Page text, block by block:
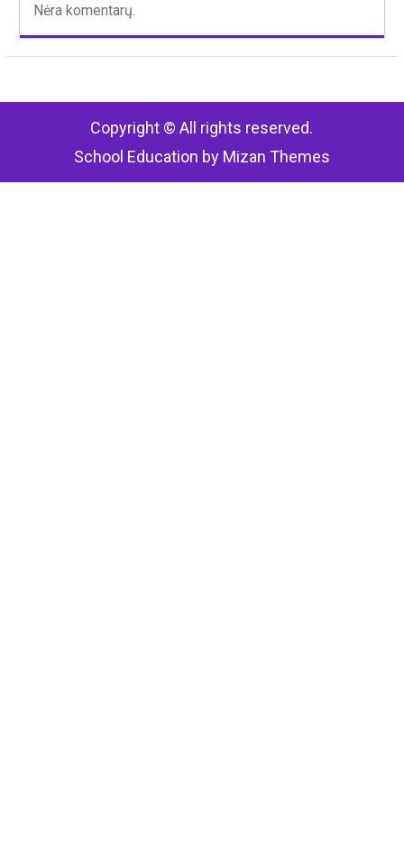
Nėra komentarų.
Copyright © All rights reserved.
School Education by Mizan Themes